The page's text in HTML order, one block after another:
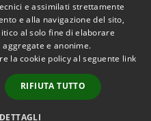
Copyright © 2026 • Comune di
Marsciano • Powered by
Municipium•
Accesso
redazione
e assimilati strettamente
e alla navigazione del sito,
al solo fine di elaborare
e anonime.
la cookie policy al seguente link
RIFIUTA TUTTO